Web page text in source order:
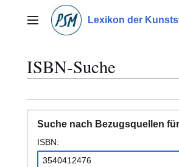
springenHauptmenü Lexikon der
ISBN-Suche
Suche nach Bezugsquellen
ISBN: